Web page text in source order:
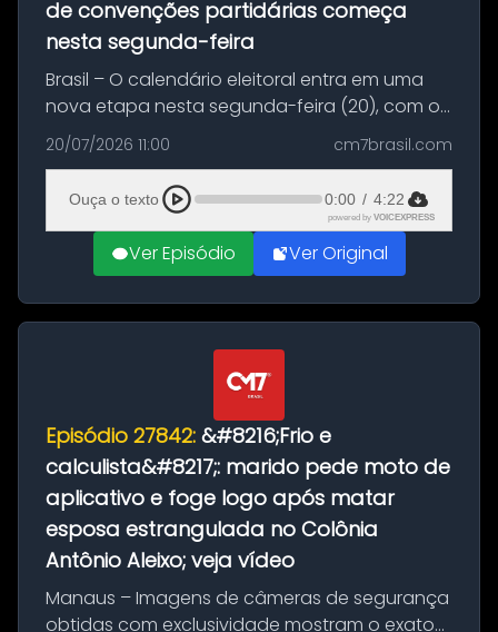
de convenções partidárias começa
nesta segunda-feira
Brasil – O calendário eleitoral entra em uma
nova etapa nesta segunda-feira (20), com o
início do período destinado às convenções
partidárias. Até 5 de agosto, partidos e
federações poderão oficializa...
20/07/2026 11:00 cm7brasil.com
Ouça o texto 0:00 / 4:22
powered by VOICEXPRESS
Ver Episódio Ver Original
Episódio 27842: &#8216;Frio e
calculista&#8217;: marido pede moto de
aplicativo e foge logo após matar
esposa estrangulada no Colônia
Antônio Aleixo; veja vídeo
Manaus – Imagens de câmeras de segurança
obtidas com exclusividade mostram o exato